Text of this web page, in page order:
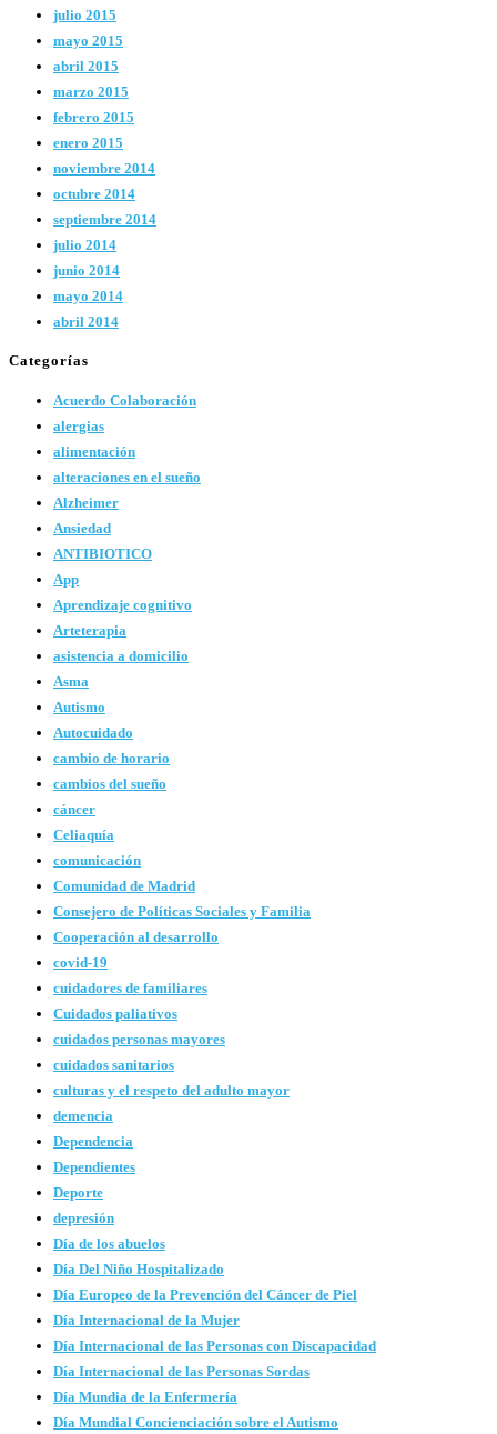
julio 2015
mayo 2015
abril 2015
marzo 2015
febrero 2015
enero 2015
noviembre 2014
octubre 2014
septiembre 2014
julio 2014
junio 2014
mayo 2014
abril 2014
Categorías
Acuerdo Colaboración
alergias
alimentación
alteraciones en el sueño
Alzheimer
Ansiedad
ANTIBIOTICO
App
Aprendizaje cognitivo
Arteterapia
asistencia a domicilio
Asma
Autismo
Autocuidado
cambio de horario
cambios del sueño
cáncer
Celiaquía
comunicación
Comunidad de Madrid
Consejero de Políticas Sociales y Familia
Cooperación al desarrollo
covid-19
cuidadores de familiares
Cuidados paliativos
cuidados personas mayores
cuidados sanitarios
culturas y el respeto del adulto mayor
demencia
Dependencia
Dependientes
Deporte
depresión
Día de los abuelos
Día Del Niño Hospitalizado
Día Europeo de la Prevención del Cáncer de Piel
Día Internacional de la Mujer
Día Internacional de las Personas con Discapacidad
Día Internacional de las Personas Sordas
Día Mundia de la Enfermería
Día Mundial Concienciación sobre el Autismo